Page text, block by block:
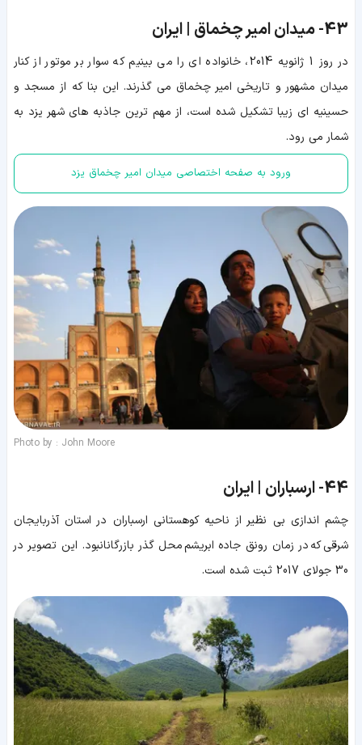
43- میدان امیر چخماق | ایران
در روز 1 ژانویه 2014، خانواده ای را می بینیم که سوار بر موتور از کنار
میدان مشهور و تاریخی امیر چخماق می گذرند. این بنا که از مسجد و
حسینیه ای زیبا تشکیل شده است، از مهم ترین جاذبه های شهر یزد به
شمار می رود.
ورود به صفحه اختصاصی میدان امیر چخماق یزد
Photo by : John Moore
44- ارسباران | ایران
چشم اندازی بی نظیر از ناحیه کوهستانی ارسباران در استان آذربایجان
شرقی که در زمان رونق جاده ابریشم محل گذر بازرگانانبود. این تصویر در
30 جولای 2017 ثبت شده است.